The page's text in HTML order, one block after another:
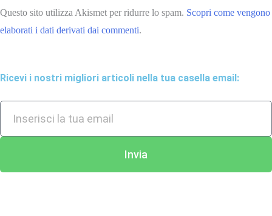
Questo sito utilizza Akismet per ridurre lo spam. Scopri come vengono
elaborati i dati derivati dai commenti.
Ricevi i nostri migliori articoli nella tua casella email:
Invia